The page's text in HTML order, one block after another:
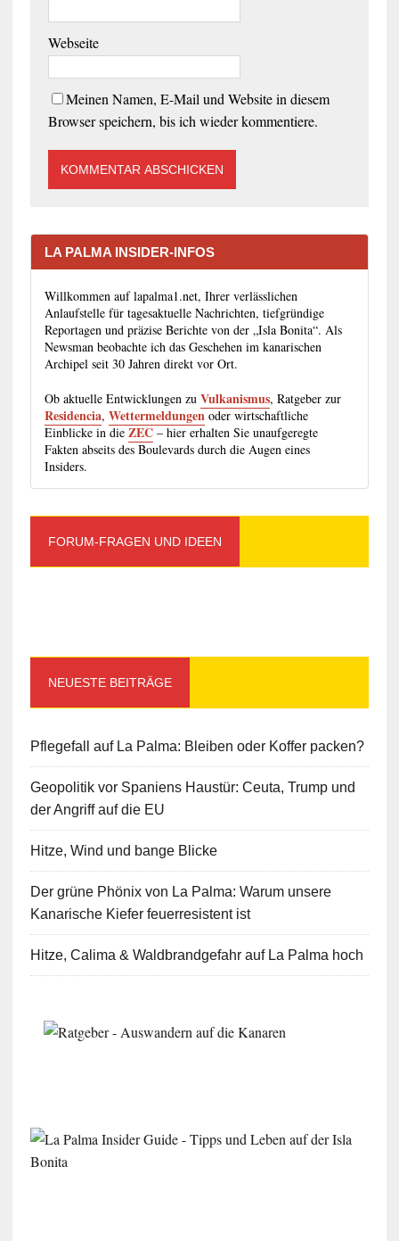
Webseite
Meinen Namen, E-Mail und Website in diesem
Browser speichern, bis ich wieder kommentiere.
LA PALMA INSIDER-INFOS
Willkommen auf lapalma1.net, Ihrer verlässlichen
Anlaufstelle für tagesaktuelle Nachrichten, tiefgründige
Reportagen und präzise Berichte von der „Isla Bonita“. Als
Newsman beobachte ich das Geschehen im kanarischen
Archipel seit 30 Jahren direkt vor Ort.
Ob aktuelle Entwicklungen zu Vulkanismus, Ratgeber zur
Residencia, Wettermeldungenoder wirtschaftliche
Einblicke in die ZEC– hier erhalten Sie unaufgeregte
Fakten abseits des Boulevards durch die Augen eines
Insiders.
FORUM-FRAGEN UND IDEEN
NEUESTE BEITRÄGE
Pflegefall auf La Palma: Bleiben oder Koffer packen?
Geopolitik vor Spaniens Haustür: Ceuta, Trump und
der Angriff auf die EU
Hitze, Wind und bange Blicke
Der grüne Phönix von La Palma: Warum unsere
Kanarische Kiefer feuerresistent ist
Hitze, Calima & Waldbrandgefahr auf La Palma hoch